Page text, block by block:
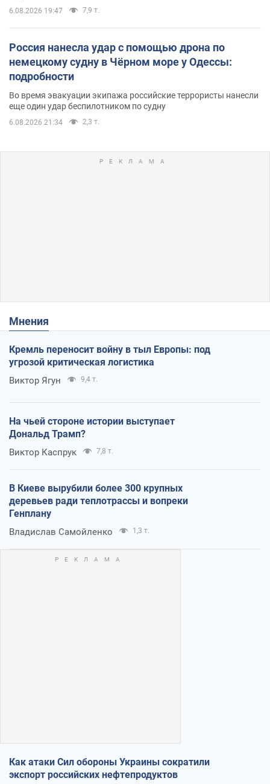
6.08.2026 19:47 7,9 т.
Россия нанесла удар с помощью дрона по
немецкому судну в Чёрном море у Одессы:
подробности
Во время эвакуации экипажа российские террористы нанесли
еще один удар беспилотником по судну
6.08.2026 21:34 2,3 т.
Мнения
Кремль переносит войну в тыл Европы: под
угрозой критическая логистика
Виктор Ягун 9,4 т.
На чьей стороне истории выступает
Дональд Трамп?
Виктор Каспрук 7,8 т.
В Киеве вырубили более 300 крупных
деревьев ради теплотрассы и вопреки
Генплану
Владислав Самойленко 1,3 т.
Как атаки Сил обороны Украины сократили
экспорт российских нефтепродуктов